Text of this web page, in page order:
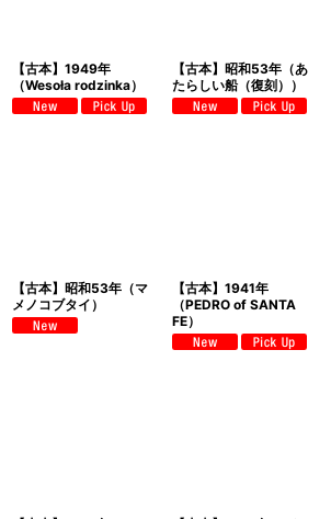
【古本】1949年
（Wesoła rodzinka）
【古本】昭和53年（あ
たらしい船（復刻））
【古本】昭和53年（マ
メノコブタイ）
【古本】1941年
（PEDRO of SANTA
FE）